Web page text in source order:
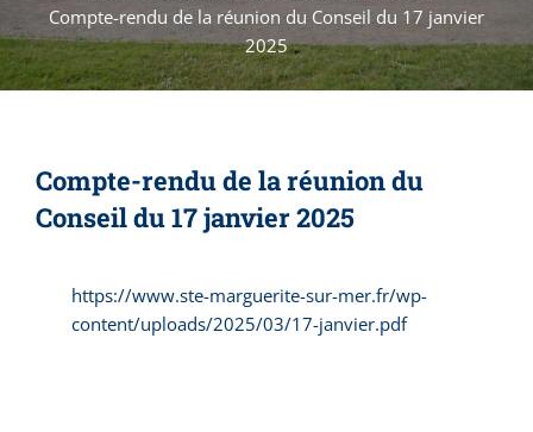
Compte-rendu de la réunion du Conseil du 17 janvier
2025
Compte-rendu de la réunion du
Conseil du 17 janvier 2025
https://www.ste-marguerite-sur-mer.fr/wp-
content/uploads/2025/03/17-janvier.pdf